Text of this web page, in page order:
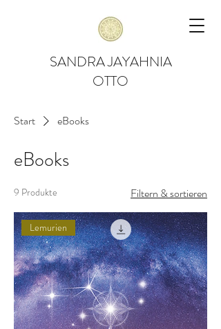
SANDRA JAYAHNIA
OTTO
Start eBooks
eBooks
9 Produkte Filtern & sortieren
Lemurien